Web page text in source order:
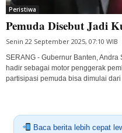
Peristiwa
Pemuda Disebut Jadi
Senin 22 September 2025, 07:10 WIB
SERANG - Gubernur Banten,
hadir sebagai motor penggerak
partisipasi pemuda bisa dimulai dari
Baca berita lebih cepat